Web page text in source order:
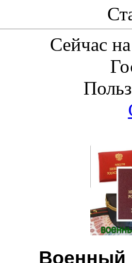
Сейчас
Военный